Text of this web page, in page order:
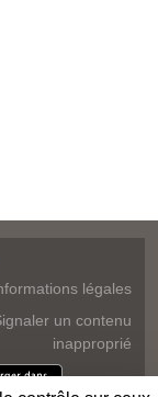
légales
un contenu
inapproprié